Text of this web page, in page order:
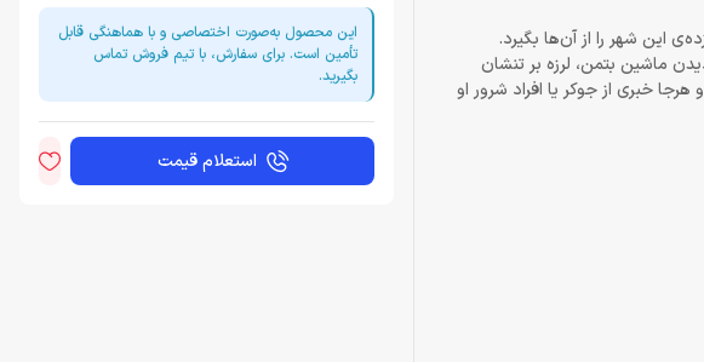
این شهر را از آن‌ها بگیرد.
ماشین بتمن، لرزه بر تنشان
خبری از جوکر یا افراد شرور او
این محصول به‌صورت اختصاصی و با هماهنگی قابل
تأمین است. برای سفارش، با تیم فروش تماس
بگیرید.
استعلام قیمت